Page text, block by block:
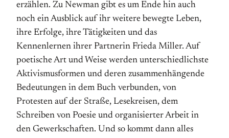
erzählen. Zu Newman gibt es um Ende hin auch
noch ein Ausblick auf ihr weitere bewegte Leben,
ihre Erfolge, ihre Tätigkeiten und das
Kennenlernen ihrer Partnerin Frieda Miller. Auf
poetische Art und Weise werden unterschiedlichste
Aktivismusformen und deren zusammenhängende
Bedeutungen in dem Buch verbunden, von
Protesten auf der Straße, Lesekreisen, dem
Schreiben von Poesie und organisierter Arbeit in
den Gewerkschaften. Und so kommt dann alles